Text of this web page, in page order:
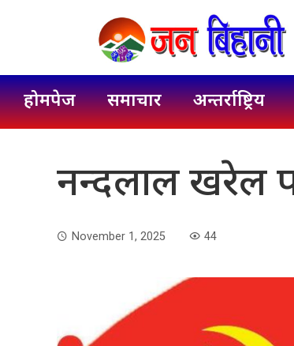
होमपेज समाचार अन्तर्राष्ट्रिय
नन्दलाल खरेल
November 1, 2025 44